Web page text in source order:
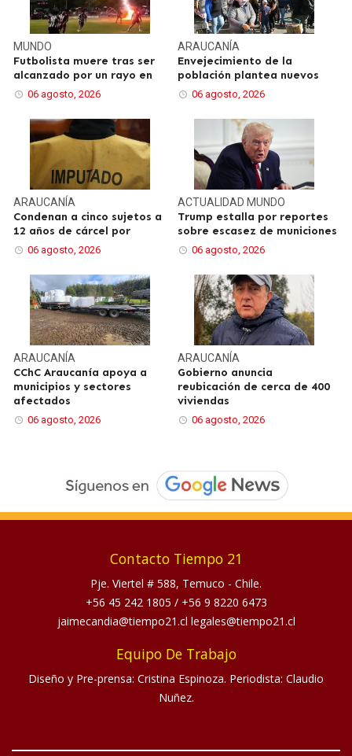
MUNDO
Futbolista muere tras ser
alcanzado por un rayo en
06 agosto, 2026
ARAUCANÍA
Envejecimiento de la
población plantea nuevos
06 agosto, 2026
ARAUCANÍA
Condenan a cinco sujetos a
12 años de cárcel por
06 agosto, 2026
ACTUALIDAD MUNDO
Trump estalla por reportes
sobre escasez de municiones
06 agosto, 2026
ARAUCANÍA
CChC Araucanía apoya a
municipios y sectores
afectados
06 agosto, 2026
ARAUCANÍA
Gobierno anuncia
reubicación de cerca de 400
viviendas
06 agosto, 2026
Contacto Tiempo 21
Pje. Viertel # 588, Temuco - Chile.
+56 45 242 1805 / +56 9 8220 6473
jaimecandia@tiempo21.cl legales@tiempo21.cl
Equipo De Trabajo
Diseño y Pre-prensa: Cristina Espinoza. Periodista: Claudio
Nuñez.